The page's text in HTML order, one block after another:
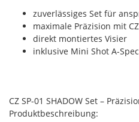
zuverlässiges Set für
maximale Präzision mit
direkt montiertes Visier
inklusive Mini Shot A-
CZ SP-01 SHADOW Set –
Produktbeschreibung: